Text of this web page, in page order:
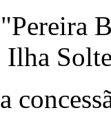
Ilha